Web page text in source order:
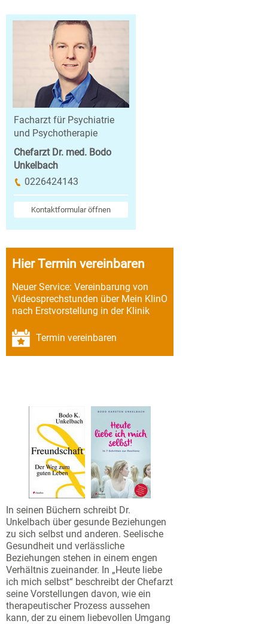
Facharzt für Psychiatrie
und Psychotherapie
Chefarzt Dr. med. Bodo
Unkelbach
0226424143
Kontaktformular öffnen
Hier Termin vereinbaren
Neuer Service: Vereinbarung von
Videosprechstunden über Mein KlinO
nach Erstvorstellung in der Klinik
Termin vereinbaren
In seinen Büchern schreibt Dr.
Unkelbach über gesunde Beziehungen
zu sich selbst und anderen. Seelische
Gesundheit und verlässliche
Beziehungen stehen in einem engen
Verhältnis zueinander. In „Heute liebe
ich mich selbst“ beschreibt der Chefarzt
seine Vorstellungen davon, wie ein
therapeutischer Prozess aussehen
kann, der zu einem liebevollen Umgang